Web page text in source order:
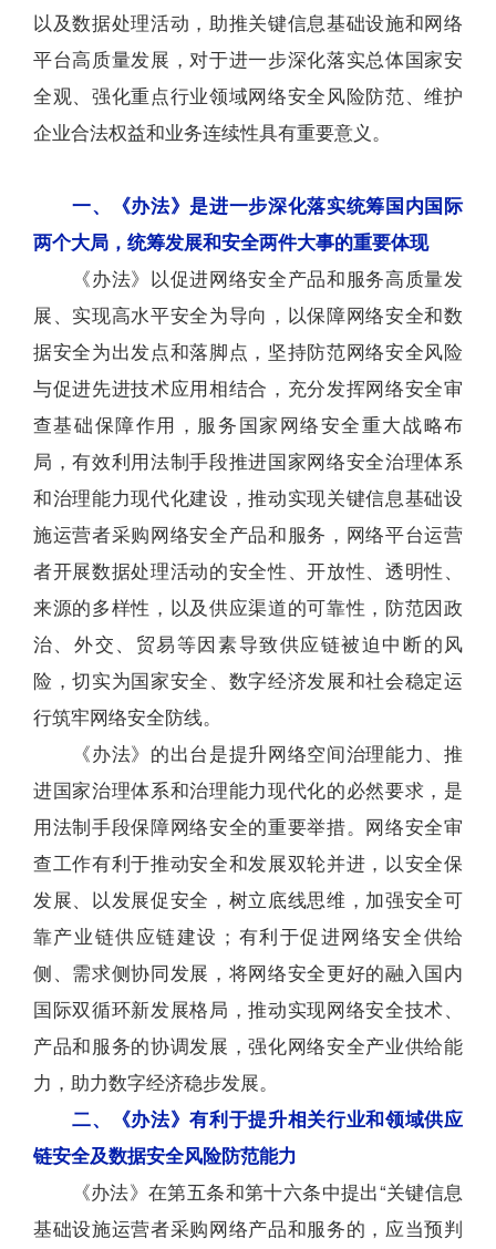
以及数据处理活动，助推关键信息基础设施和网络
平台高质量发展，对于进一步深化落实总体国家安
全观、强化重点行业领域网络安全风险防范、维护
企业合法权益和业务连续性具有重要意义。
一、《办法》是进一步深化落实统筹国内国际
两个大局，统筹发展和安全两件大事的重要体现
《办法》以促进网络安全产品和服务高质量发
展、实现高水平安全为导向，以保障网络安全和数
据安全为出发点和落脚点，坚持防范网络安全风险
与促进先进技术应用相结合，充分发挥网络安全审
查基础保障作用，服务国家网络安全重大战略布
局，有效利用法制手段推进国家网络安全治理体系
和治理能力现代化建设，推动实现关键信息基础设
施运营者采购网络安全产品和服务，网络平台运营
者开展数据处理活动的安全性、开放性、透明性、
来源的多样性，以及供应渠道的可靠性，防范因政
治、外交、贸易等因素导致供应链被迫中断的风
险，切实为国家安全、数字经济发展和社会稳定运
行筑牢网络安全防线。
《办法》的出台是提升网络空间治理能力、推
进国家治理体系和治理能力现代化的必然要求，是
用法制手段保障网络安全的重要举措。网络安全审
查工作有利于推动安全和发展双轮并进，以安全保
发展、以发展促安全，树立底线思维，加强安全可
靠产业链供应链建设；有利于促进网络安全供给
侧、需求侧协同发展，将网络安全更好的融入国内
国际双循环新发展格局，推动实现网络安全技术、
产品和服务的协调发展，强化网络安全产业供给能
力，助力数字经济稳步发展。
二、《办法》有利于提升相关行业和领域供应
链安全及数据安全风险防范能力
《办法》在第五条和第十六条中提出“关键信息
基础设施运营者采购网络产品和服务的，应当预判